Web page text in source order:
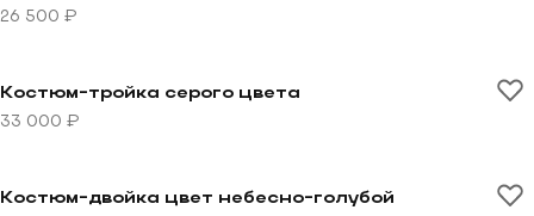
26 500 ₽
Костюм-тройка серого цвета
33 000 ₽
Перейти к товару Костюм-двойка цвет небесно-
Костюм-двойка цвет небесно-голубой